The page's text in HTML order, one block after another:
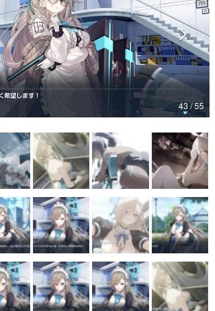
でゲームは面白い？
ム開発者・hamatsu氏がゲームの魅力を画面や操作の
的な形から解き明かしていく、硬派で骨太な評論連載
ムが変えた日本語
値」「裏技」「ラスボス」… ゲームにまつわる言葉
や用法の変遷を、コンピューター文化史研究家・タ
P氏が徹底調査。
43 / 55